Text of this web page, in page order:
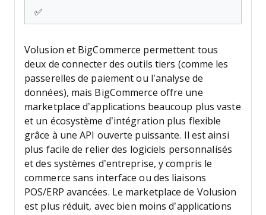
✅
Volusion et BigCommerce permettent tous
deux de connecter des outils tiers (comme les
passerelles de paiement ou l’analyse de
données), mais BigCommerce offre une
marketplace d’applications beaucoup plus vaste
et un écosystème d’intégration plus flexible
grâce à une API ouverte puissante. Il est ainsi
plus facile de relier des logiciels personnalisés
et des systèmes d’entreprise, y compris le
commerce sans interface ou des liaisons
POS/ERP avancées. Le marketplace de Volusion
est plus réduit, avec bien moins d’applications